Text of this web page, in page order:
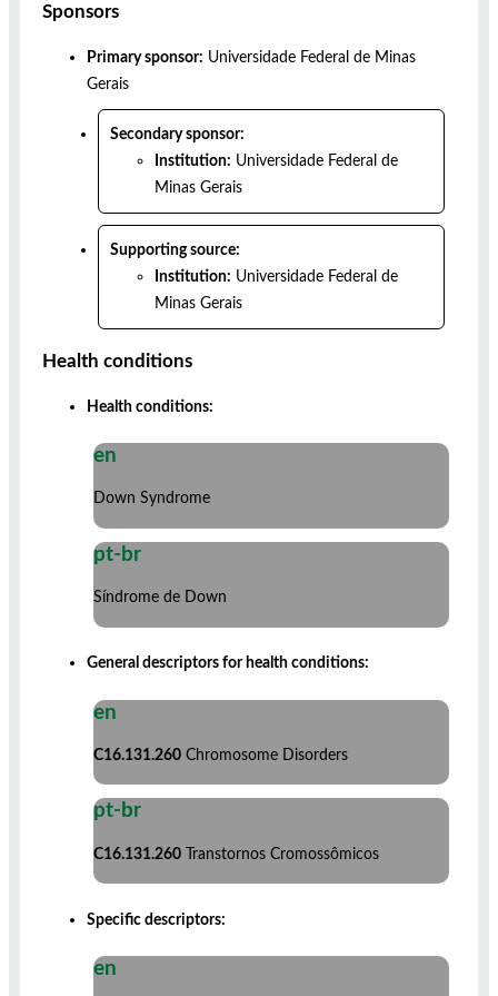
Sponsors
Primary sponsor: Universidade Federal de Minas
Gerais
Secondary sponsor:
Institution: Universidade Federal de
Minas Gerais
Supporting source:
Institution: Universidade Federal de
Minas Gerais
Health conditions
Health conditions:
en
Down Syndrome
pt-br
Síndrome de Down
General descriptors for health conditions:
en
C16.131.260 Chromosome Disorders
pt-br
C16.131.260 Transtornos Cromossômicos
Specific descriptors:
en